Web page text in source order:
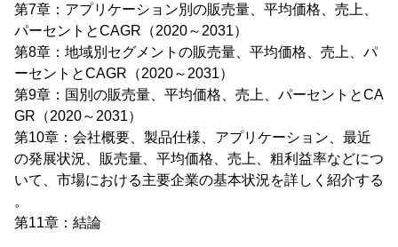
第7章：アプリケーション別の販売量、平均価格、売上、
パーセントとCAGR（2020～2031）
第8章：地域別セグメントの販売量、平均価格、売上、パ
ーセントとCAGR（2020～2031）
第9章：国別の販売量、平均価格、売上、パーセントとCA
GR（2020～2031）
第10章：会社概要、製品仕様、アプリケーション、最近
の発展状況、販売量、平均価格、売上、粗利益率などにつ
いて、市場における主要企業の基本状況を詳しく紹介する
。
第11章：結論